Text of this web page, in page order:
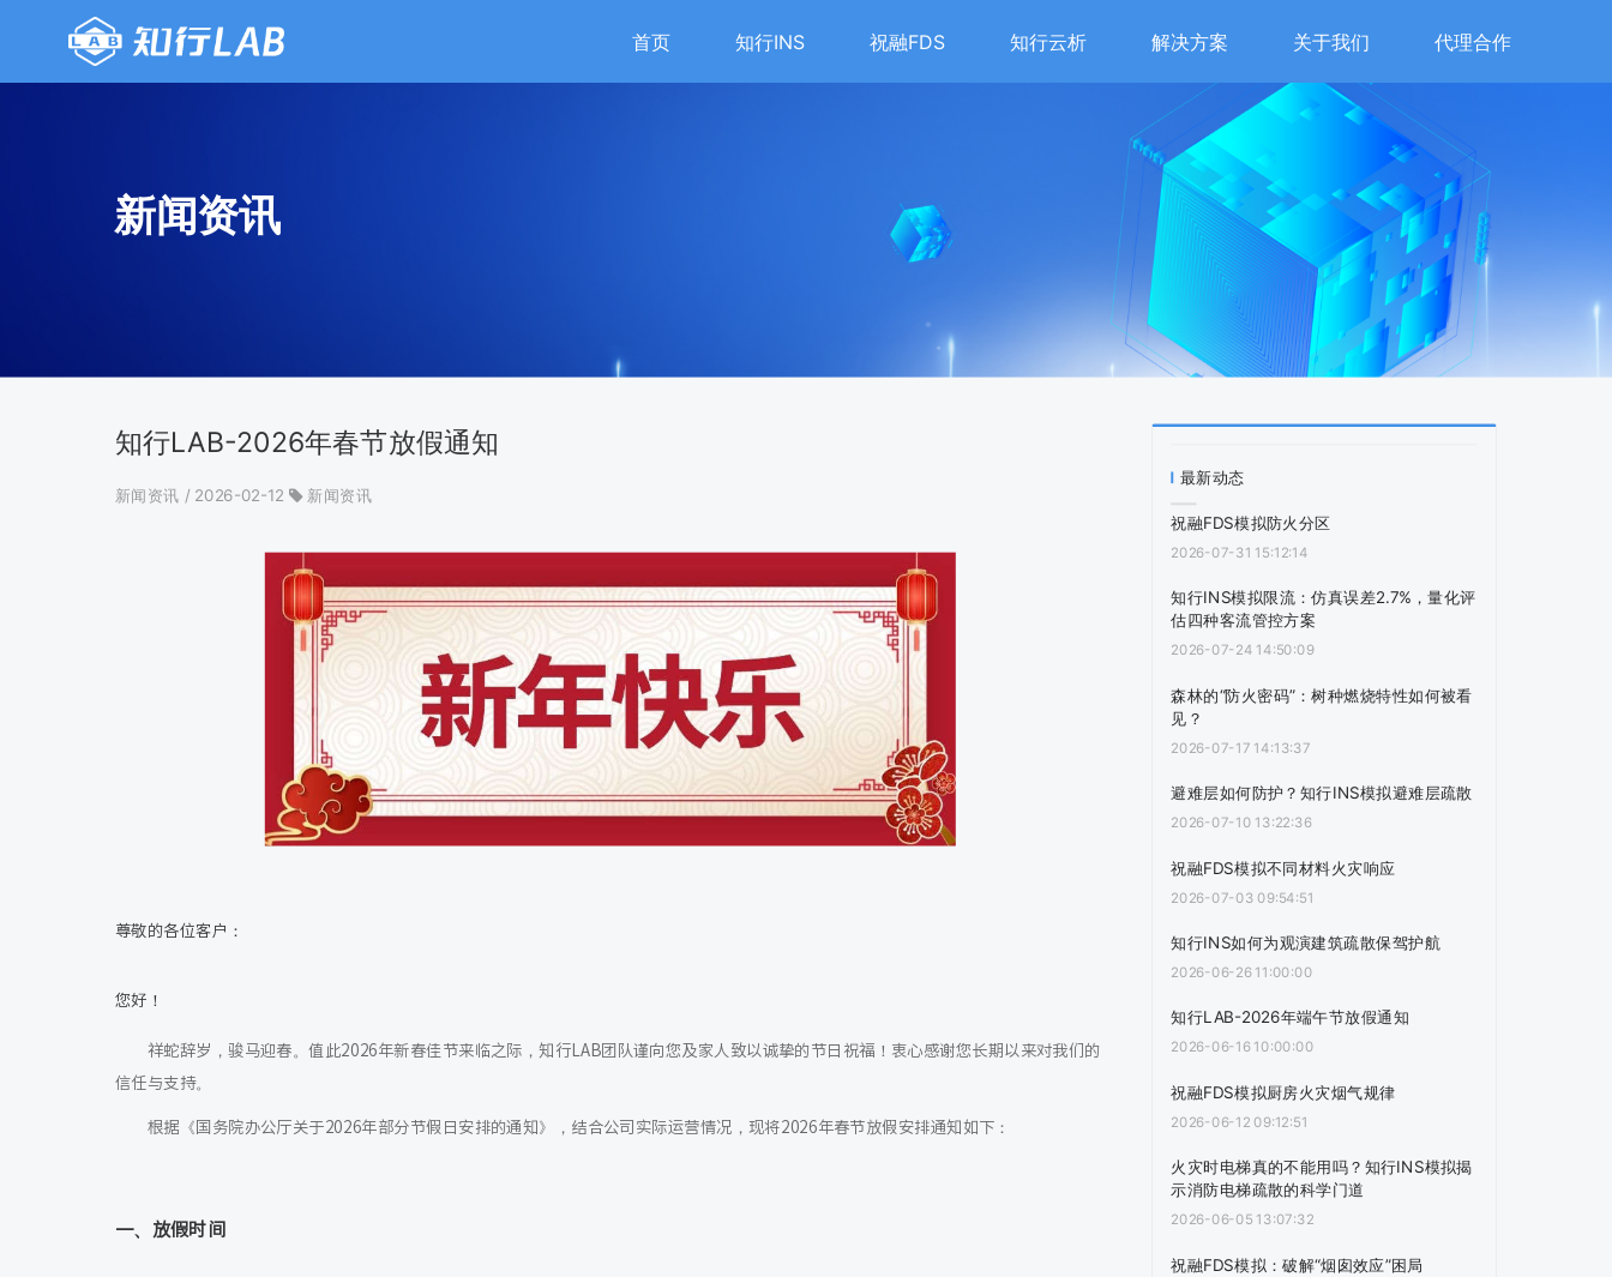
首页 知行INS 祝融FDS 知行云析 解决方案 关于我们 代理合作
新闻资讯
知行LAB-2026年春节放假通知
新闻资讯 / 2026-02-12 新闻资讯
尊敬的各位客户：
您好！
祥蛇辞岁，骏马迎春。值此2026年新春佳节来临之际，知行LAB团队谨向您及家人致以诚挚的节日祝福！衷心感谢您长期以来对我们的
信任与支持。
根据《国务院办公厅关于2026年部分节假日安排的通知》，结合公司实际运营情况，现将2026年春节放假安排通知如下：
一、放假时间
最新动态
祝融FDS模拟防火分区
2026-07-31 15:12:14
知行INS模拟限流：仿真误差2.7%，量化评
估四种客流管控方案
2026-07-24 14:50:09
森林的“防火密码”：树种燃烧特性如何被看
见？
2026-07-17 14:13:37
避难层如何防护？知行INS模拟避难层疏散
2026-07-10 13:22:36
祝融FDS模拟不同材料火灾响应
2026-07-03 09:54:51
知行INS如何为观演建筑疏散保驾护航
2026-06-26 11:00:00
知行LAB-2026年端午节放假通知
2026-06-16 10:00:00
祝融FDS模拟厨房火灾烟气规律
2026-06-12 09:12:51
火灾时电梯真的不能用吗？知行INS模拟揭
示消防电梯疏散的科学门道
2026-06-05 13:07:32
祝融FDS模拟：破解“烟囱效应”困局